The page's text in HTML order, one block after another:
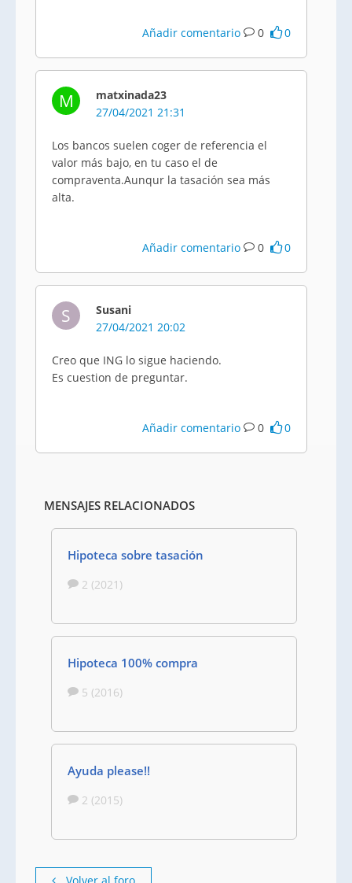
Añadir comentario 0 0
M
matxinada23
27/04/2021 21:31
Los bancos suelen coger de referencia el
valor más bajo, en tu caso el de
compraventa.Aunqur la tasación sea más
alta.
Añadir comentario 0 0
S
Susani
27/04/2021 20:02
Creo que ING lo sigue haciendo.
Es cuestion de preguntar.
Añadir comentario 0 0
MENSAJES RELACIONADOS
Hipoteca sobre tasación
2 (2021)
Hipoteca 100% compra
5 (2016)
Ayuda please!!
2 (2015)